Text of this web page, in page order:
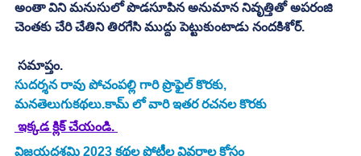
అంతా విని మనుసులో పొడసూపిన అనుమాన నివృత్తితో అపరంజి
చెంతకు చేరి చేతిని తిరగేసి ముద్దు పెట్టుకుంటాడు నందకిశోర్.
సమాప్తం.
సుదర్శన రావు పోచంపల్లి గారి ప్రొఫైల్ కొరకు,
మనతెలుగుకథలు.కామ్ లో వారి ఇతర రచనల కొరకు
ఇక్కడ క్లిక్ చేయండి.
విజయదశమి 2023 కథల పోటీల వివరాల కోసం